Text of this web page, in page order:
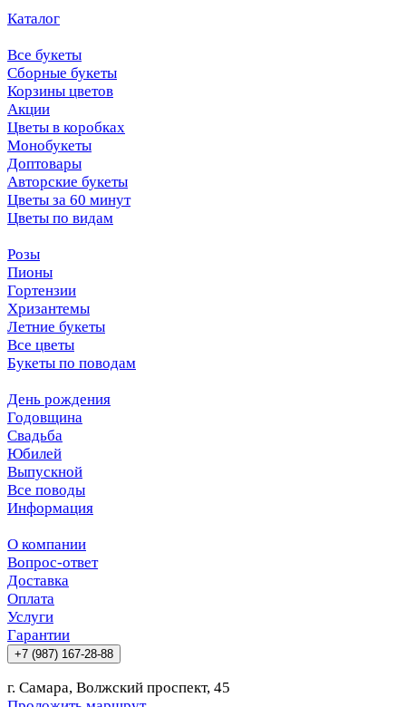
Каталог
Все букеты
Сборные букеты
Корзины цветов
Акции
Цветы в коробках
Монобукеты
Доптовары
Авторские букеты
Цветы за 60 минут
Цветы по видам
Розы
Пионы
Гортензии
Хризантемы
Летние букеты
Все цветы
Букеты по поводам
День рождения
Годовщина
Свадьба
Юбилей
Выпускной
Все поводы
Информация
О компании
Вопрос-ответ
Доставка
Оплата
Услуги
Гарантии
+7 (987) 167-28-88
г. Самара, Волжский проспект, 45